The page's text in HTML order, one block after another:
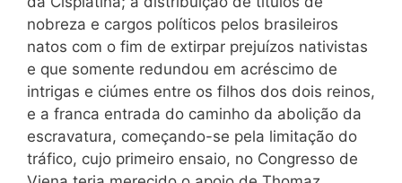
nobreza e cargos políticos pelos brasileiros
natos com o fim de extirpar prejuízos nativistas
e que somente redundou em acréscimo de
intrigas e ciúmes entre os filhos dos dois reinos,
e a franca entrada do caminho da abolição da
escravatura, começando-se pela limitação do
tráfico, cujo primeiro ensaio, no Congresso de